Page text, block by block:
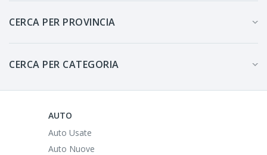
CERCA PER PROVINCIA
CERCA PER CATEGORIA
AUTO
Auto Usate
Auto Nuove